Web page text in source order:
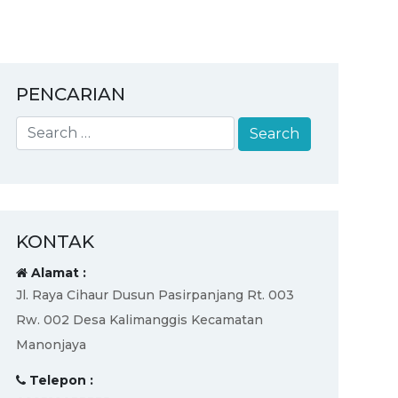
PENCARIAN
KONTAK
Alamat :
Jl. Raya Cihaur Dusun Pasirpanjang Rt. 003
Rw. 002 Desa Kalimanggis Kecamatan
Manonjaya
Telepon :